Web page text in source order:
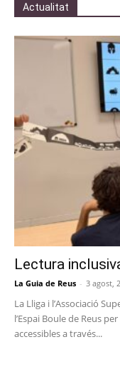
Actualitat
Lectura
La Guia de Reus - 3 agost,
La Lliga i l’Associació
l’Espai Boule de Reus
accessibles a través...